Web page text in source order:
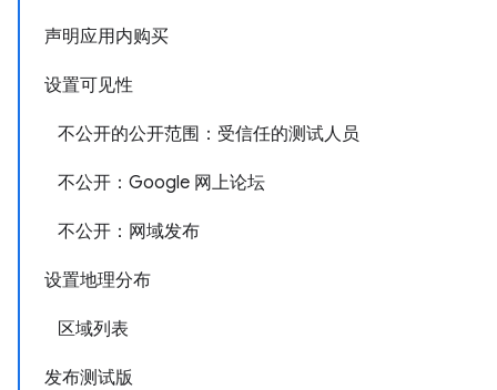
声明应用内购买
设置可见性
不公开的公开范围：受信任的测试人员
不公开：Google 网上论坛
不公开：网域发布
设置地理分布
区域列表
发布测试版